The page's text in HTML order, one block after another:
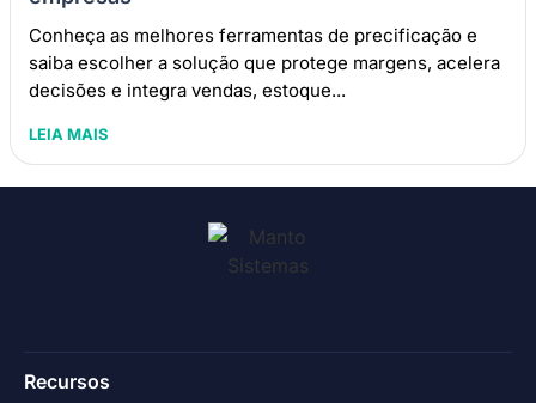
Conheça as melhores ferramentas de precificação e
saiba escolher a solução que protege margens, acelera
decisões e integra vendas, estoque...
LEIA MAIS
Recursos